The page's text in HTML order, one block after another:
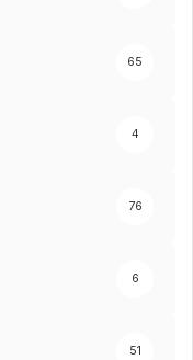
65
4
76
6
51